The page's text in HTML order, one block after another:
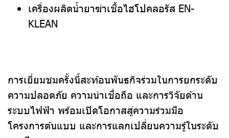
เครื่องผลิตน้ำยาฆ่าเชื้อไฮโปคลอรัส EN-
KLEAN
การเยี่ยมชมครั้งนี้สะท้อนพันธกิจร่วมในการยกระดับ
ความปลอดภัย ความน่าเชื่อถือ และการวิจัยด้าน
ระบบไฟฟ้า พร้อมเปิดโอกาสสู่ความร่วมมือ
โครงการต้นแบบ และการแลกเปลี่ยนความรู้ในระดับ